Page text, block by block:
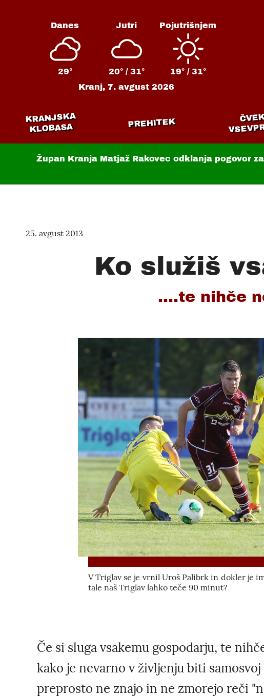
Danes
29°
Jutri
20° / 31°
Pojutrišnjem
19° / 31°
Kranj,7. avgust 2026
KRANJSKA
KLOBASA PREHITEK
Župan Kranja Matjaž Rakovec odklanja pogovor
25. avgust 2013
Ko služiš
....te nihče
V Triglav se je vrnil Uroš Palibrk in dokler je
tale naš Triglav lahko teče 90 minut?
Če si sluga vsakemu gospodarju, te
kako je nevarno v življenju biti
preprosto ne znajo in ne zmorejo reči